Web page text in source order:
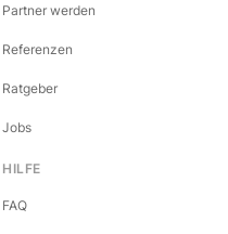
Partner werden
Referenzen
Ratgeber
Jobs
HILFE
FAQ